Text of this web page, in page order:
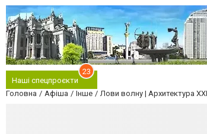
Наші спецпроєкти
23
Головна Афіша Інше Лови волну | Архитектура